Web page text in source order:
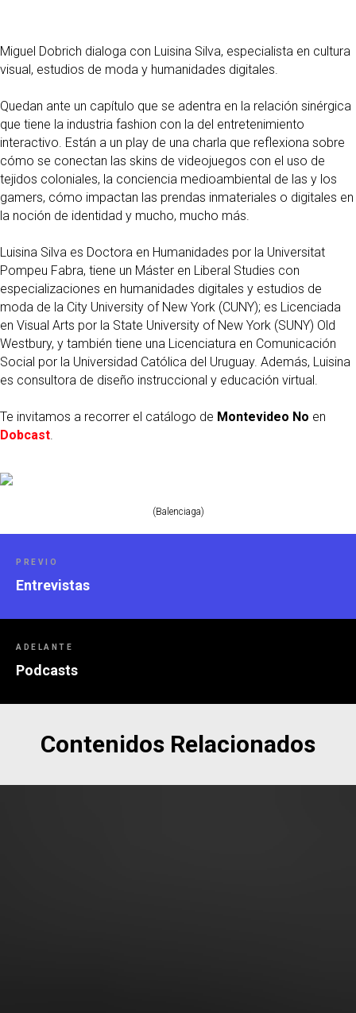
Miguel Dobrich dialoga con Luisina Silva, especialista en cultura
visual, estudios de moda y humanidades digitales.
Quedan ante un capítulo que se adentra en la relación sinérgica
que tiene la industria fashion con la del entretenimiento
interactivo. Están a un play de una charla que reflexiona sobre
cómo se conectan las skins de videojuegos con el uso de
tejidos coloniales, la conciencia medioambiental de las y los
gamers, cómo impactan las prendas inmateriales o digitales en
la noción de identidad y mucho, mucho más.
Luisina Silva es Doctora en Humanidades por la Universitat
Pompeu Fabra, tiene un Máster en Liberal Studies con
especializaciones en humanidades digitales y estudios de
moda de la City University of New York (CUNY); es Licenciada
en Visual Arts por la State University of New York (SUNY) Old
Westbury, y también tiene una Licenciatura en Comunicación
Social por la Universidad Católica del Uruguay. Además, Luisina
es consultora de diseño instruccional y educación virtual.
Te invitamos a recorrer el catálogo de Montevideo No en
Dobcast.
(Balenciaga)
PREVIO
Entrevistas
ADELANTE
Podcasts
Contenidos Relacionados